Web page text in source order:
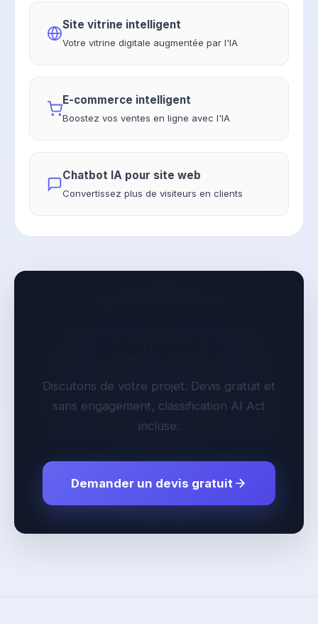
Site vitrine intelligent
Votre vitrine digitale augmentée par l'IA
E-commerce intelligent
Boostez vos ventes en ligne avec l'IA
Chatbot IA pour site web
Convertissez plus de visiteurs en clients
Discutons de votre projet. Devis gratuit et
sans engagement, classification AI Act
incluse.
Demander un devis gratuit